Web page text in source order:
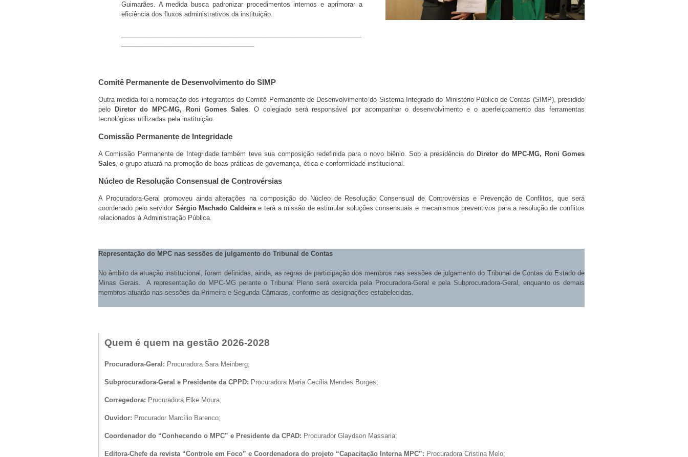
Guimarães. A medida busca padronizar procedimentos internos e aprimorar a
eficiência dos fluxos administrativos da instituição.
Comitê Permanente de Desenvolvimento do SIMP
Outra medida foi a nomeação dos integrantes do Comitê Permanente de Desenvolvimento do Sistema Integrado do Ministério Público de Contas (SIMP), presidido
pelo
Diretor do MPC-MG, Roni Gomes Sales. O colegiado será responsável por acompanhar o desenvolvimento e o aperfeiçoamento das ferramentas
tecnológicas utilizadas pela instituição.
Comissão Permanente de Integridade
A Comissão Permanente de Integridade também teve sua composição redefinida para o novo biênio. Sob a presidência do Diretor do MPC-MG, Roni Gomes
Sales, o grupo atuará na promoção de boas práticas de governança, ética e conformidade institucional.
Núcleo de Resolução Consensual de Controvérsias
A Procuradora-Geral promoveu ainda alterações na composição do Núcleo de Resolução Consensual de Controvérsias e Prevenção de Conflitos, que será
coordenado pelo servidor Sérgio Machado Caldeirae terá a missão de estimular soluções consensuais e mecanismos preventivos para a resolução de conflitos
relacionados à Administração Pública.
Representação do MPC nas sessões de julgamento do Tribunal de Contas
No âmbito da atuação institucional, foram definidas, ainda, as regras de participação dos membros nas sessões de julgamento do Tribunal de Contas do Estado de
Minas Gerais. A representação do MPC-MG perante o Tribunal Pleno será exercida pela Procuradora-Geral e pela Subprocuradora-Geral, enquanto os demais
membros atuarão nas sessões da Primeira e Segunda Câmaras, conforme as designações estabelecidas.
Quem é quem na gestão 2026-2028
Procuradora-Geral: Procuradora Sara Meinberg;
Subprocuradora-Geral e Presidente da CPPD: Procuradora Maria Cecília Mendes Borges;
Corregedora: Procuradora Elke Moura;
Ouvidor: Procurador Marcílio Barenco;
Coordenador do “Conhecendo o MPC” e Presidente da CPAD: Procurador Glaydson Massaria;
Editora-Chefe da revista “Controle em Foco” e Coordenadora do projeto “Capacitação Interna MPC”: Procuradora Cristina Melo;